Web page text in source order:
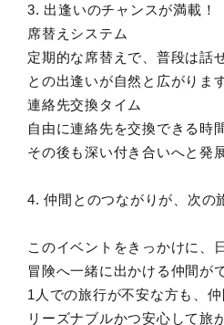
3. 出逢いのチャンスが満載！
席替えシステム
定期的な席替えで、普段は話
との出逢いが自然と広がります
連絡先交換タイム
自由に連絡先を交換できる時
その後も深い付き合いへと発
4. 仲間とのつながりが、次の
このイベントをきっかけに、
冒険へ一緒に出かける仲間が
1人での旅行が不安な方も、
リーズナブルかつ安心して旅